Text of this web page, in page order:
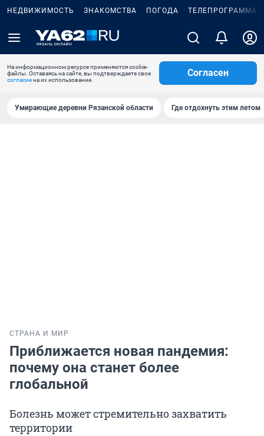
НЕДВИЖИМОСТЬ ЗНАКОМСТВА ПОГОДА ТЕЛЕПРОГРАММА
На информационном ресурсе применяются cookie-
файлы. Оставаясь на сайте, вы подтверждаете свое
согласиена их использование.
Согласен
Умирающие деревни Рязанской области Где отдохнуть этим летом
СТРАНА И МИР
Приближается новая пандемия:
почему она станет более
глобальной
Болезнь может стремительно захватить
территории